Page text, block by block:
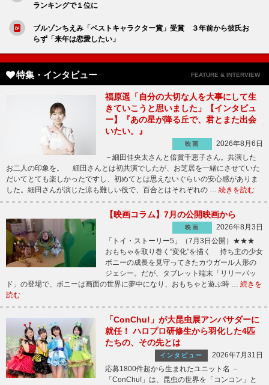
ランキングで１位に
ブルゾンちえみ「ベストキャラクター賞」受賞 ３年前から彼氏お
らず「来年は恋愛したい」
特集・インタビュー FEATURE & INTERVIEW
福原遥「自分の大切な人を大事にして生
きていこうと思いました」【インタビュ
ー】『あの星が降る丘で、君とまた出会
いたい。』
映画
2026年8月6日
－細田佳央太さんと倍賞千恵子さん。共演した
お二人の印象を。 細田さんとは初共演でしたが、お芝居を一緒にさせていた
だいてとても楽しかったですし、初めてとは思えないぐらいの安心感がありま
した。細田さんが演じた涼も難しい役で、百合とはそれぞれの … 続きを読む
【映画コラム】7月の公開映画から
映画
2026年8月3日
「トイ・ストーリー5」（7月3日公開）★★★
おもちゃを取り巻く“変化”を描く 持ち主の少女
ボニーの成長を見守ってきたカウガール人形の
ジェシー。だが、タブレット端末「リリーパッ
ド」の登場で、ボニーは画面の世界に夢中になり、おもちゃと遊ぶ時 … 続きを
読む
「ConChu!」が大昆虫展アンバサダーに
就任！ ハロプロ研修生から羽化した4匹
たちの、その先とは
インタビュー
2026年7月31日
応募1800件超から生まれたユニット名 －
「ConChu!」は、昆虫の世界を「コンコン」と